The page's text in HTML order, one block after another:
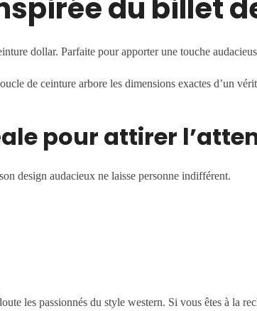
du billet
dollar. Parfaite pour apporter une touche
de ceinture arbore les dimensions exactes d’un
pour attirer
design audacieux ne laisse personne indifférent.
les passionnés du style western. Si vous êtes à la